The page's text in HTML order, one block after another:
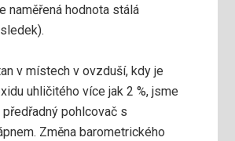
naměřená hodnota stálá
v místech v ovzduší, kdy je
uhličitého více jak 2 %, jsme
pohlcovač s
Změna barometrického